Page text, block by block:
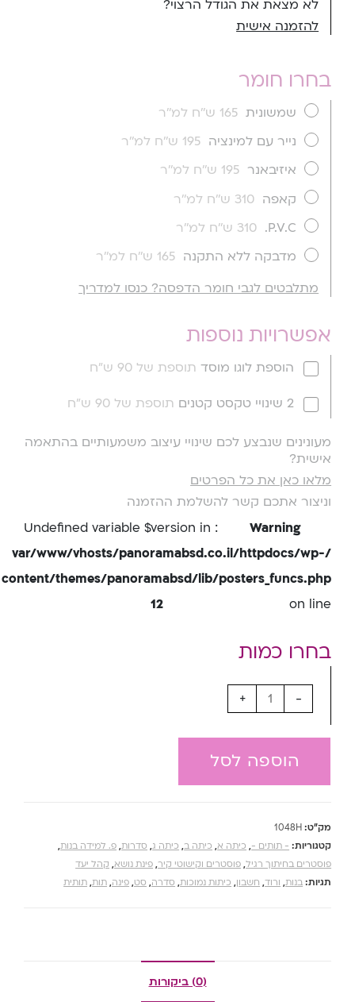
לא מצאת את הגודל הרצוי?
להזמנה אישית
בחרו חומר
שמשונית 165 ש''ח למ''ר
נייר עם למינציה 195 ש''ח למ''ר
איזיבאנר 195 ש''ח למ''ר
קאפה 310 ש''ח למ''ר
P.V.C.
310 ש''ח למ''ר
מדבקה ללא התקנה 165 ש''ח למ''ר
מתלבטים לגבי חומר הדפסה? כנסו למדריך
אפשרויות נוספות
הוספת לוגו מוסד תוספת של 90 ש"ח
2 שינויי טקסט קטנים תוספת של 90 ש"ח
מעונינים שנבצע לכם שינויי עיצוב משמעותיים בהתאמה
אישית?
מלאו כאן את כל הפרטים
וניצור אתכם קשר להשלמת ההזמנה
Warning
: Undefined variable $version in
/var/www/vhosts/panoramabsd.co.il/httpdocs/wp-
content/themes/panoramabsd/lib/posters_funcs.php
on line
12
-
+
הוספה לסל
מק"ט: 1048H
קטגוריות: - תותים -, כיתה א, כיתה ב, כיתה ג, סדרות, פ. למידה בנות,
פוסטרים בחיתוך רגיל, פוסטרים וקישוטי קיר, פינת נושא, קהל יעד
תגיות: בנות, ורוד, חשבון, כיתות נמוכות, סדרה, סט, פינה, תות, תותית
(0) ביקורות